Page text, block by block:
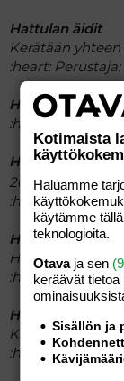
Hattulan äidit
Kerätään
:heart: Perustaja:
Heavymammat
:heart:
Perustaja:
Heinikset 2006
2006
:heart:Perustaja:
HEINÄ-07
HEINÄKUUSSA
:heart:Perustaja:
Heinähippuset
Kerho
:heart:
Kotimaista
Haluamme
käytämme
teknologioita.
Otavaja sen
keräävät
Sisällön ja